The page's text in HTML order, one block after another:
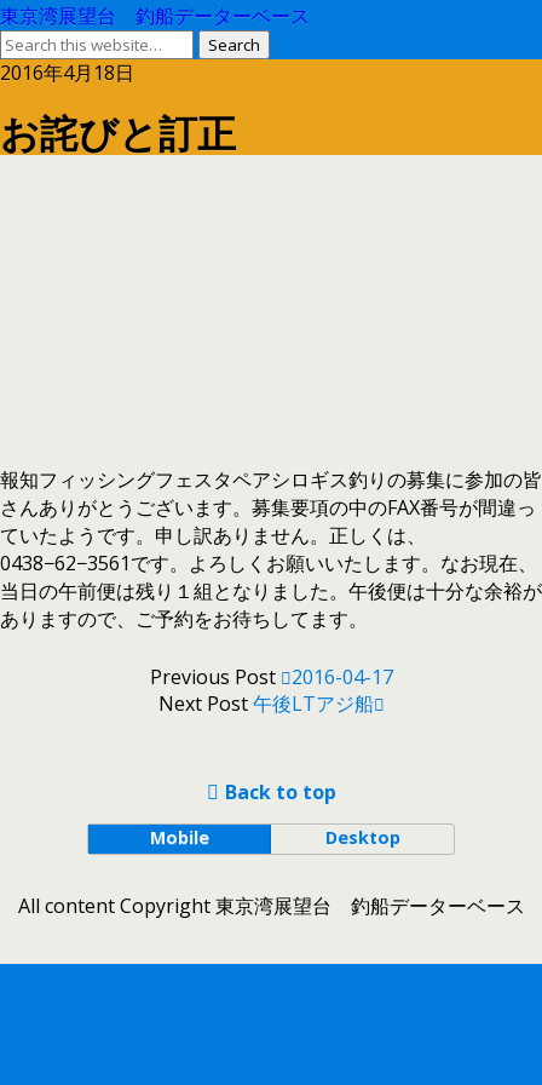
東京湾展望台 釣船データーベース
2016年4月18日
お詫びと訂正
報知フィッシングフェスタペアシロギス釣りの募集に参加の皆
さんありがとうございます。募集要項の中のFAX番号が間違っ
ていたようです。申し訳ありません。正しくは、
0438−62−3561です。よろしくお願いいたします。なお現在、
当日の午前便は残り１組となりました。午後便は十分な余裕が
ありますので、ご予約をお待ちしてます。
Previous Post
2016-04-17
Next Post午後LTアジ船
Back to top
Mobile Desktop
All content Copyright 東京湾展望台 釣船データーベース